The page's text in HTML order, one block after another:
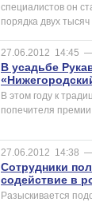
специалистов он
порядка двух тысяч
27.06.2012 14:45
В усадьбе
В этом году к
попечителя
27.06.2012 14:38
Сотрудники
содействие в
Разыскивается